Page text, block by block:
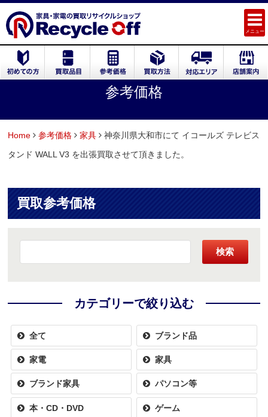
メニュー
参考価格
Home 参考価格 家具
神奈川県大和市にて イコールズ テレビス
タンド WALL V3 を出張買取させて頂きました。
買取参考価格
検索
カテゴリーで絞り込む
全て ブランド品
家電 家具
ブランド家具 パソコン等
本・CD・DVD ゲーム